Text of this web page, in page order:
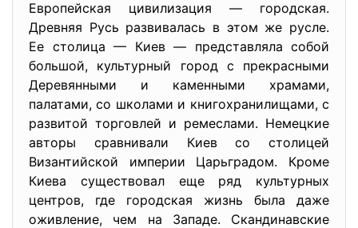
Европейская цивилизация — городская.
Древняя Русь развивалась в этом же русле.
Ее столица — Киев — представляла собой
большой, культурный город с прекрасными
Деревянными и каменными храмами,
палатами, со школами и книгохранилищами, с
развитой торговлей и ремеслами. Немецкие
авторы сравнивали Киев со столицей
Византийской империи Царьградом. Кроме
Киева существовал еще ряд культурных
центров, где городская жизнь была даже
оживление, чем на Западе. Скандинавские